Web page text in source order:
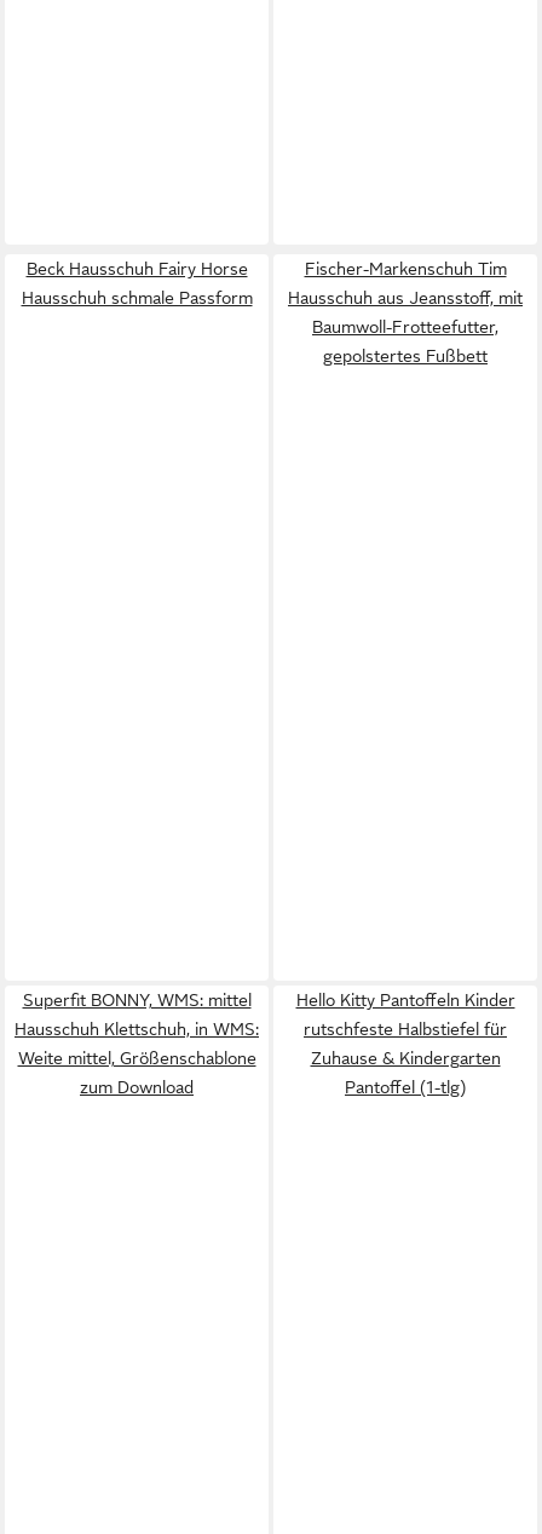
Beck Hausschuh Fairy Horse
Hausschuh schmale Passform
Fischer-Markenschuh Tim
Hausschuh aus Jeansstoff, mit
Baumwoll-Frotteefutter,
gepolstertes Fußbett
Superfit BONNY, WMS: mittel
Hausschuh Klettschuh, in WMS:
Weite mittel, Größenschablone
zum Download
Hello Kitty Pantoffeln Kinder
rutschfeste Halbstiefel für
Zuhause & Kindergarten
Pantoffel (1-tlg)